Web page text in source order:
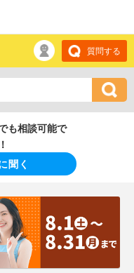
質問する
も相談可能で
聞く